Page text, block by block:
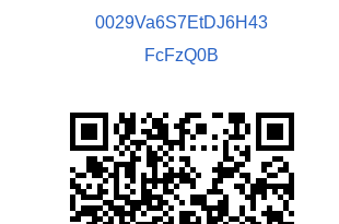
0029Va6S7EtDJ6H43
FcFzQ0B